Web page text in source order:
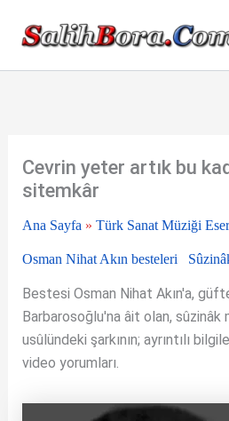
Cevrin yeter artık bu
sitemkâr
Ana Sayfa » Türk Sanat Müziği
Osman Nihat Akın besteleri
Bestesi Osman Nihat Akın'a,
Barbarosoğlu'na âit olan, sûzinâk
usûlündeki şarkının; ayrıntılı
video yorumları.